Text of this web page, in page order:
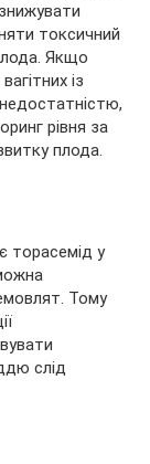
токсичний
Якщо
із
рівня за
плода.
торасемід у
Тому
слід